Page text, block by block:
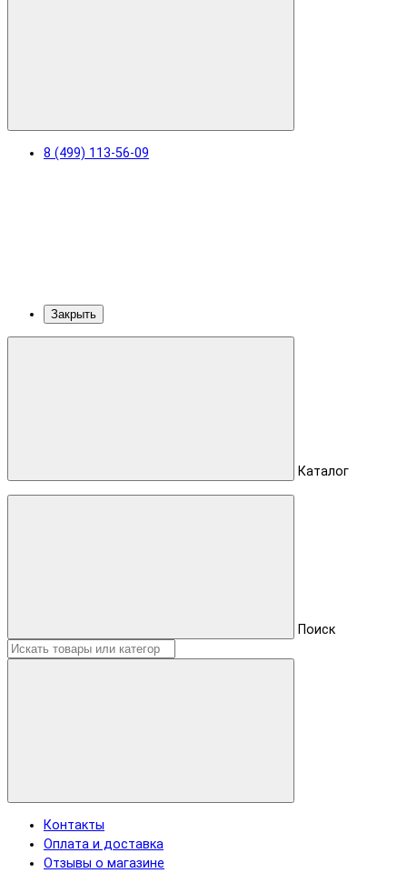
8 (499) 113-56-09
Закрыть
Каталог
Поиск
Контакты
Оплата и доставка
Отзывы о магазине